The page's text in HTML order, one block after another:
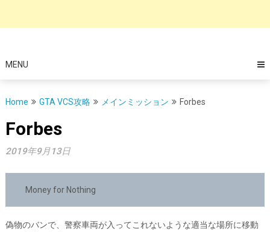
MENU
Home GTA VCS攻略 メインミッション Forbes
Forbes
2019年9月13日
Money for Nothing
偽物のバンで、警察車両が入ってこれないような適当な場所に移動